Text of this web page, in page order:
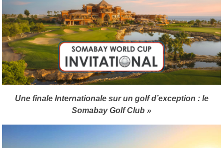
Une finale Internationale sur un golf d’exception : le
Somabay Golf Club »